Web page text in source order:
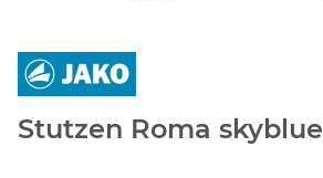
Stutzen Roma skyblue